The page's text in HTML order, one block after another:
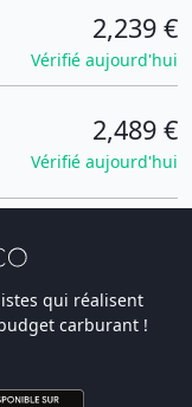
2,239 €
Vérifié aujourd'hui
2,489 €
Vérifié aujourd'hui
qui réalisent
carburant !